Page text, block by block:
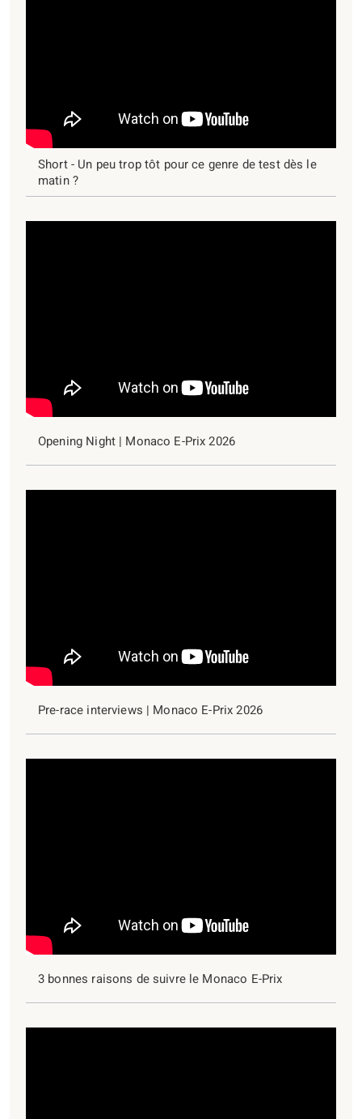
Short - Un peu trop tôt pour ce genre de test dès le
matin ?
Opening Night | Monaco E-Prix 2026
Pre-race interviews | Monaco E-Prix 2026
3 bonnes raisons de suivre le Monaco E-Prix